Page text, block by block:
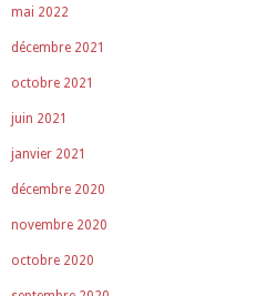
mai 2022
décembre 2021
octobre 2021
juin 2021
janvier 2021
décembre 2020
novembre 2020
octobre 2020